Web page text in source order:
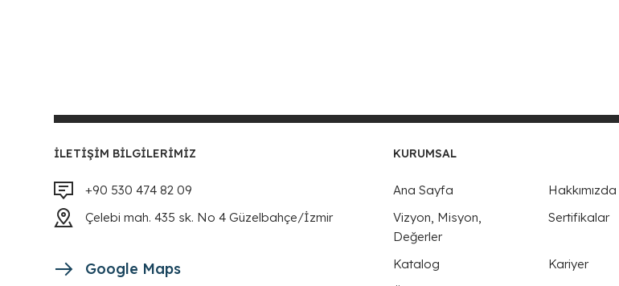
İLETIŞIM BILGILERIMIZ
+90 530 474 82 09
Çelebi mah. 435 sk. No 4 Güzelbahçe/İzmir
Google Maps
KURUMSAL
Ana Sayfa
Hakkımızda
Vizyon, Misyon,
Değerler
Sertifikalar
Katalog
Kariyer